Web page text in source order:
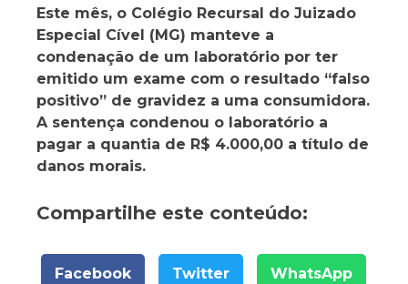
Este mês, o Colégio Recursal do Juizado
Especial Cível (MG) manteve a
condenação de um laboratório por ter
emitido um exame com o resultado “falso
positivo” de gravidez a uma consumidora.
A sentença condenou o laboratório a
pagar a quantia de R$ 4.000,00 a título de
danos morais.
Compartilhe este conteúdo:
Facebook Twitter WhatsApp